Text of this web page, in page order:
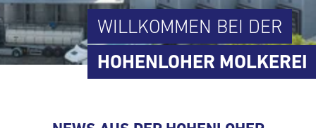
WILLKOMMEN BEI DER
HOHENLOHER MOLKEREI